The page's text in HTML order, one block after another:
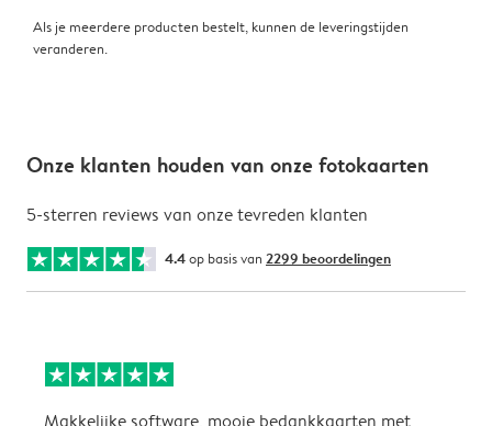
Als je meerdere producten bestelt, kunnen de leveringstijden
veranderen.
Onze klanten houden van onze fotokaarten
5-sterren reviews van onze tevreden klanten
4.4op basis van 2299 beoordelingen